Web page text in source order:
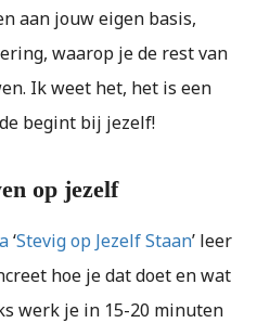
aan jouw eigen basis,
waarop je de rest van
Ik weet het, het is een
begint bij jezelf!
op jezelf
‘Stevig op Jezelf Staan’ leer
hoe je dat doet en wat
werk je in 15-20 minuten